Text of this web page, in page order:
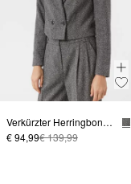
Verkürzter Herringbone-Blazer
€ 94,99€ 139,99